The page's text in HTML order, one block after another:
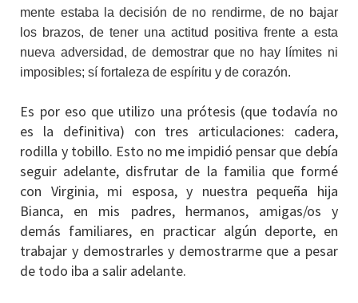
mente estaba la decisión de no rendirme, de no bajar
los brazos, de tener una actitud positiva frente a esta
nueva adversidad, de demostrar que no hay límites ni
imposibles; sí fortaleza de espíritu y de corazón.
Es por eso que utilizo una prótesis (que todavía no
es la definitiva) con tres articulaciones: cadera,
rodilla y tobillo. Esto no me impidió pensar que debía
seguir adelante, disfrutar de la familia que formé
con Virginia, mi esposa, y nuestra pequeña hija
Bianca, en mis padres, hermanos, amigas/os y
demás familiares, en practicar algún deporte, en
trabajar y demostrarles y demostrarme que a pesar
de todo iba a salir adelante.